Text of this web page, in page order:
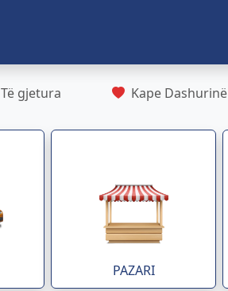
Të gjetura Kape Dashurinë
PAZARI